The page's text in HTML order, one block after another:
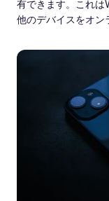
有できます。これは
他のデバイスをオン